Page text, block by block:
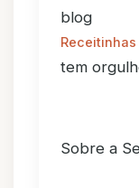
blog
tem
Sobre a